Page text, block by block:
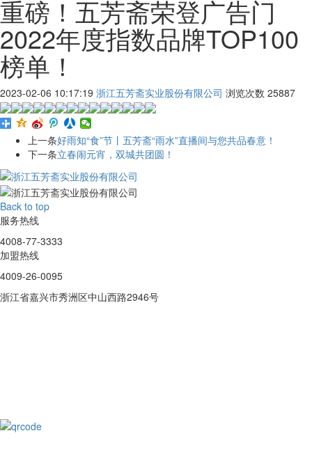
重磅！五芳斋荣登广告门
2022年度指数品牌TOP100
榜单！
2023-02-06 10:17:19 浙江五芳斋实业股份有限公司 浏览次数 25887
上一条好雨知“食”节丨五芳斋“雨水”直播间与您共品春意！
下一条立春闹元宵，双城共团圆！
Back to top
服务热线
4008-77-3333
加盟热线
4009-26-0095
浙江省嘉兴市秀洲区中山西路2946号